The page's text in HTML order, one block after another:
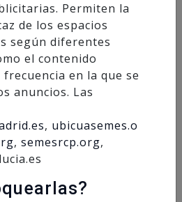
apoyo ha contribuido al
las jornadas formativas.
a 14 alumnos
provincias
contar con la
llegados desde
y el prestigio que despierta
Permiten la
de los espacios
según diferentes
el contenido
en la que se
anuncios. Las
, ubicuasemes.o
, semesrcp.org,